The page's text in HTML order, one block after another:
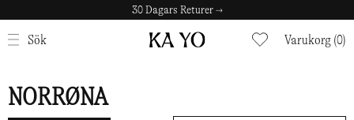
30 Dagars Returer →
Sök Varukorg (0)
STÄNG
NORRØNA